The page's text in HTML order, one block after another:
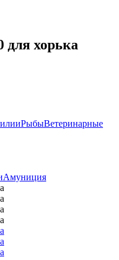
для хорька
РыбыВетеринарные
Амуниция